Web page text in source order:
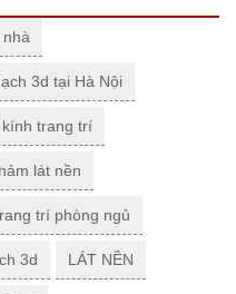
3d tại Hà Nội
trang trí
lát nền
trí phòng ngủ
3d LÁT NỀN